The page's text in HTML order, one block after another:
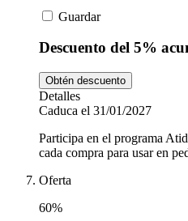
Guardar
Descuento del 5%
Obtén descuento
Detalles
Caduca el 31/01/2027
Participa en el programa
cada compra para usar en
Oferta
60%